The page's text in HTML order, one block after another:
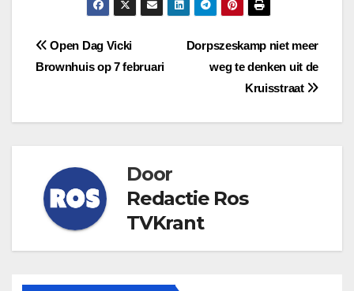
Bericht
navigatie
Dorpszeskamp niet meer
weg te denken uit de
Kruisstraat
Open Dag Vicki
Brownhuis op 7 februari
Door
Redactie Ros
TVKrant